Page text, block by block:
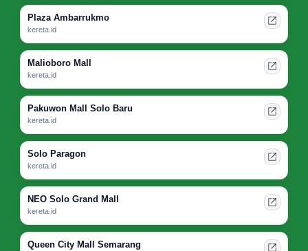
Plaza Ambarrukmo
kereta.id
Malioboro Mall
kereta.id
Pakuwon Mall Solo Baru
kereta.id
Solo Paragon
kereta.id
NEO Solo Grand Mall
kereta.id
Queen City Mall Semarang